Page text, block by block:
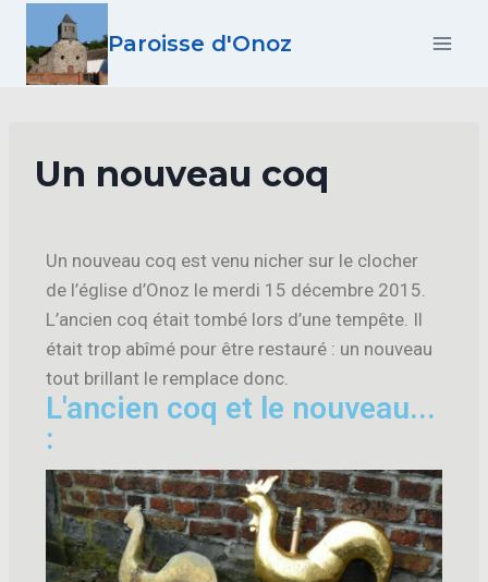
Paroisse d'Onoz
Un nouveau coq
Un nouveau coq est venu nicher sur le clocher
de l’église d’Onoz le merdi 15 décembre 2015.
L’ancien coq était tombé lors d’une tempête. Il
était trop abîmé pour être restauré : un nouveau
tout brillant le remplace donc.
L'ancien coq et le nouveau...
: